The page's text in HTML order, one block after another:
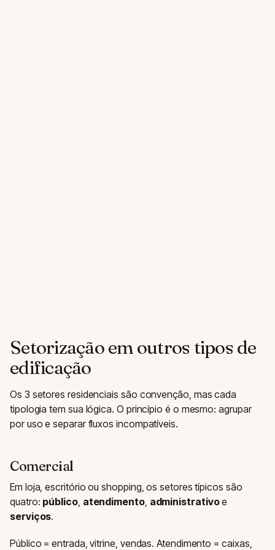
Setorização em outros tipos de
edificação
Os 3 setores residenciais são convenção, mas cada
tipologia tem sua lógica. O princípio é o mesmo: agrupar
por uso e separar fluxos incompatíveis.
Comercial
Em loja, escritório ou shopping, os setores típicos são
quatro: público, atendimento, administrativoe
serviços.
Público = entrada, vitrine, vendas. Atendimento = caixas,